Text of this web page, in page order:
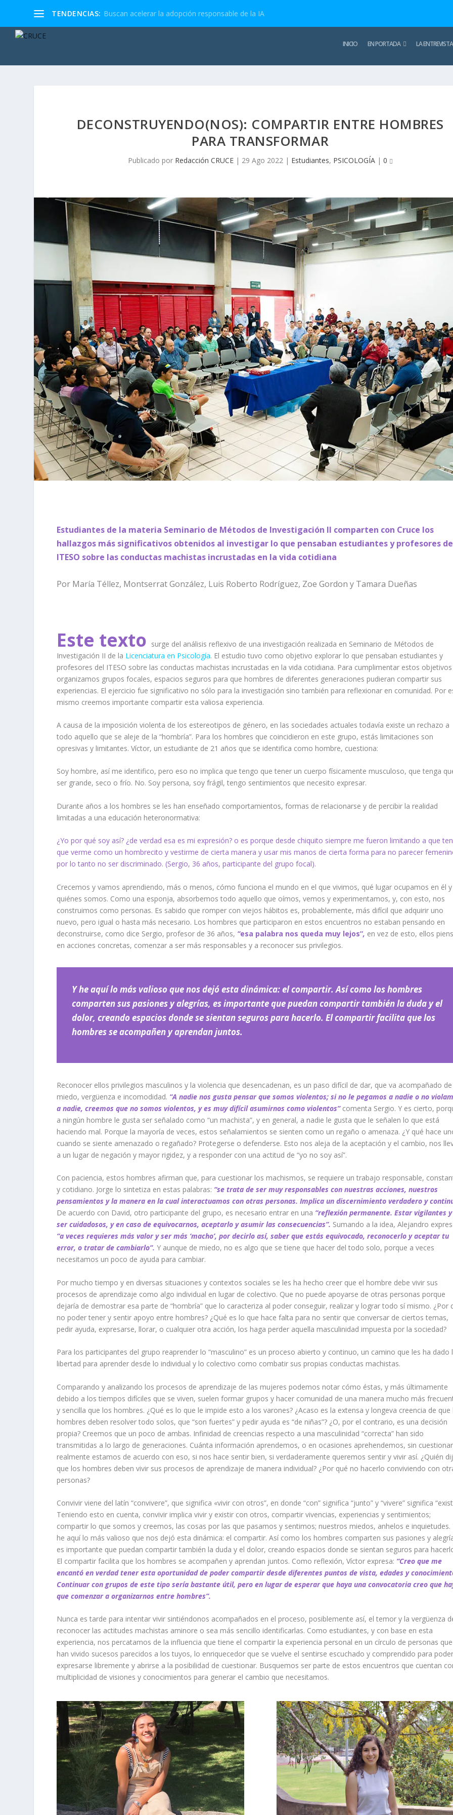
TENDENCIAS: Buscan acelerar la adopción responsable de la IA
INICIO EN PORTADA LA ENTREVISTA
DECONSTRUYENDO(NOS): COMPARTIR ENTRE HOMBRES
PARA TRANSFORMAR
Publicado por Redacción CRUCE| 29 Ago 2022| Estudiantes, PSICOLOGÍA| 0
Estudiantes de la materia Seminario de Métodos de Investigación II comparten con Cruce los
hallazgos más significativos obtenidos al investigar lo que pensaban estudiantes y profesores
ITESO sobre las conductas machistas incrustadas en la vida cotidiana
Por María Téllez, Montserrat González, Luis Roberto Rodríguez, Zoe Gordon y Tamara Dueñas
Este texto surge del análisis reflexivo de una investigación realizada en Seminario de Métodos de
Investigación II de la Licenciatura en Psicología. El estudio tuvo como objetivo explorar lo que pensaban estudiantes y
profesores del ITESO sobre las conductas machistas incrustadas en la vida cotidiana. Para cumplimentar estos objetivos
organizamos grupos focales, espacios seguros para que hombres de diferentes generaciones pudieran compartir sus
experiencias. El ejercicio fue significativo no sólo para la investigación sino también para reflexionar en comunidad. Por
mismo creemos importante compartir esta valiosa experiencia.
A causa de la imposición violenta de los estereotipos de género, en las sociedades actuales todavía existe un rechazo a
todo aquello que se aleje de la “hombría”. Para los hombres que coincidieron en este grupo, estás limitaciones son
opresivas y limitantes. Víctor, un estudiante de 21 años que se identifica como hombre, cuestiona:
Soy hombre, así me identifico, pero eso no implica que tengo que tener un cuerpo físicamente musculoso, que tenga
ser grande, seco o frío. No. Soy persona, soy frágil, tengo sentimientos que necesito expresar.
Durante años a los hombres se les han enseñado comportamientos, formas de relacionarse y de percibir la realidad
limitadas a una educación heteronormativa:
¿Yo por qué soy así? ¿de verdad esa es mi expresión? o es porque desde chiquito siempre me fueron limitando a que
que verme como un hombrecito y vestirme de cierta manera y usar mis manos de cierta forma para no parecer
por lo tanto no ser discriminado. (Sergio, 36 años, participante del grupo focal).
Crecemos y vamos aprendiendo, más o menos, cómo funciona el mundo en el que vivimos, qué lugar ocupamos en él y
quiénes somos. Como una esponja, absorbemos todo aquello que oímos, vemos y experimentamos, y, con esto, nos
construimos como personas. Es sabido que romper con viejos hábitos es, probablemente, más difícil que adquirir uno
nuevo, pero igual o hasta más necesario. Los hombres que participaron en estos encuentros no estaban pensando en
deconstruirse, como dice Sergio, profesor de 36 años, “esa palabra nos queda muy lejos”, en vez de esto, ellos
en acciones concretas, comenzar a ser más responsables y a reconocer sus privilegios.
Y he aquí lo más valioso que nos dejó esta dinámica: el compartir.Así como los hombres
comparten sus pasiones y alegrías, es importante que puedan compartir también la duda y el
dolor, creando espacios donde se sientan seguros para hacerlo. El compartirfacilita que los
hombres se acompañeny aprendan juntos.
Reconocer ellos privilegios masculinos y la violencia que desencadenan, es un paso difícil de dar, que va acompañado de
miedo, vergüenza e incomodidad. “A nadie nos gusta pensar que somos violentos; si no le pegamos a nadie o no
a nadie, creemos que no somos violentos, y es muy difícil asumirnos como violentos” comenta Sergio. Y es cierto,
a ningún hombre le gusta ser señalado como “un machista”, y en general, a nadie le gusta que le señalen lo que está
haciendo mal. Porque la mayoría de veces, estos señalamientos se sienten como un regaño o amenaza. ¿Y qué hace
cuando se siente amenazado o regañado? Protegerse o defenderse. Esto nos aleja de la aceptación y el cambio, nos
a un lugar de negación y mayor rigidez, y a responder con una actitud de “yo no soy así”.
Con paciencia, estos hombres afirman que, para cuestionar los machismos, se requiere un trabajo responsable,
y cotidiano. Jorge lo sintetiza en estas palabras: “se trata de ser muy responsables con nuestras acciones, nuestros
pensamientos y la manera en la cual interactuamos con otras personas. Implica un discernimiento verdadero y
De acuerdo con David, otro participante del grupo, es necesario entrar en una “reflexión permanente. Estar vigilantes y
ser cuidadosos, y en caso de equivocarnos, aceptarlo y asumir las consecuencias”. Sumando a la idea, Alejandro
“a veces requieres más valor y ser más ‘macho’, por decirlo así, saber que estás equivocado, reconocerlo y aceptar tu
error, o tratar de cambiarlo”. Y aunque de miedo, no es algo que se tiene que hacer del todo solo, porque a veces
necesitamos un poco de ayuda para cambiar.
Por mucho tiempo y en diversas situaciones y contextos sociales se les ha hecho creer que el hombre debe vivir sus
procesos de aprendizaje como algo individual en lugar de colectivo. Que no puede apoyarse de otras personas porque
dejaría de demostrar esa parte de “hombría” que lo caracteriza al poder conseguir, realizar y lograr todo sí mismo. ¿Por
no poder tener y sentir apoyo entre hombres? ¿Qué es lo que hace falta para no sentir que conversar de ciertos temas,
pedir ayuda, expresarse, llorar, o cualquier otra acción, los haga perder aquella masculinidad impuesta por la sociedad?
Para los participantes del grupo reaprender lo “masculino” es un proceso abierto y continuo, un camino que les ha dado
libertad para aprender desde lo individual y lo colectivo como combatir sus propias conductas machistas.
Comparando y analizando los procesos de aprendizaje de las mujeres podemos notar cómo éstas, y más últimamente
debido a los tiempos difíciles que se viven, suelen formar grupos y hacer comunidad de una manera mucho más
y sencilla que los hombres. ¿Qué es lo que le impide esto a los varones? ¿Acaso es la extensa y longeva creencia de que
hombres deben resolver todo solos, que “son fuertes” y pedir ayuda es “de niñas”? ¿O, por el contrario, es una decisión
propia? Creemos que un poco de ambas. Infinidad de creencias respecto a una masculinidad “correcta” han sido
transmitidas a lo largo de generaciones. Cuánta información aprendemos, o en ocasiones aprehendemos, sin
realmente estamos de acuerdo con eso, si nos hace sentir bien, si verdaderamente queremos sentir y vivir así. ¿Quién
que los hombres deben vivir sus procesos de aprendizaje de manera individual? ¿Por qué no hacerlo conviviendo con
personas?
Convivir viene del latín “convivere”, que significa «vivir con otros”, en donde “con” significa “junto” y “vivere” significa
Teniendo esto en cuenta, convivirimplica vivir y existir con otros, compartir vivencias, experiencias y sentimientos;
compartir lo que somos y creemos, las cosas por las que pasamos y sentimos; nuestros miedos, anhelos e inquietudes.
he aquí lo más valioso que nos dejó esta dinámica: el compartir. Así como los hombres comparten sus pasiones y
es importante que puedan compartir también la duda y el dolor, creando espacios donde se sientan seguros para
El compartir facilita que los hombres se acompañen y aprendan juntos. Como reflexión, Víctor expresa: “Creo que me
encantó en verdad tener esta oportunidad de poder compartir desde diferentes puntos de vista, edades y
Continuar con grupos de este tipo sería bastante útil, pero en lugar de esperar que haya una convocatoria creo que
que comenzar a organizarnos entre hombres”.
Nunca es tarde para intentar vivir sintiéndonos acompañados en el proceso, posiblemente así, el temor y la vergüenza
reconocer las actitudes machistas aminore o sea más sencillo identificarlas. Como estudiantes, y con base en esta
experiencia, nos percatamos de la influencia que tiene el compartir la experiencia personal en un círculo de personas que
han vivido sucesos parecidos a los tuyos, lo enriquecedor que se vuelve el sentirse escuchado y comprendido para poder
expresarse libremente y abrirse a la posibilidad de cuestionar. Busquemos ser parte de estos encuentros que cuentan
multiplicidad de visiones y conocimientos para generar el cambio que necesitamos.